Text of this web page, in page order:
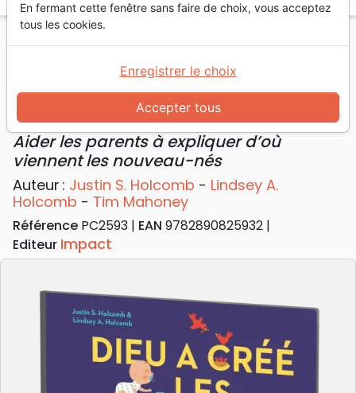
Accueil Livres Enfants
4 à 6 ans
Dieu a créé les bébés - Aider les parents à
expliquer d’où viennent les nouveau-nés
Dieu a créé les bébés
Aider les parents à expliquer d’où
viennent les nouveau-nés
Auteur : Justin S. Holcomb - Lindsey A.
Holcomb - Tim Mahoney
Référence PC2593 EAN 9782890825932
Editeur Impact
En fermant cette fenêtre sans faire de choix, vous acceptez
tous les cookies.
Accepter tous
Enregistrer le choix